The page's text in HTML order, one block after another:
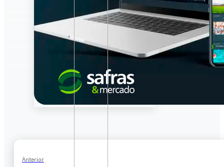
Anterior